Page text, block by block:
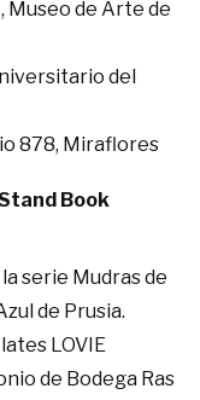
Museo de Arte de
del
878, Miraflores
Book
serie Mudras de
de Prusia.
LOVIE
de Bodega Ras